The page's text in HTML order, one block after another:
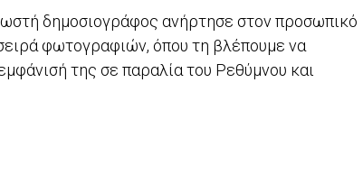
δημοσιογράφος ανήρτησε στον προσωπικό
φωτογραφιών, όπου τη βλέπουμε να
της σε παραλία του Ρεθύμνου και